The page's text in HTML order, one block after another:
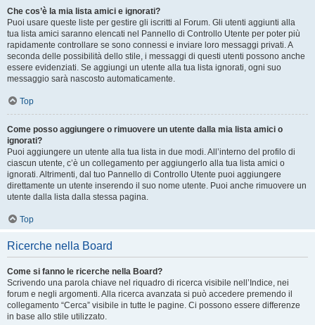
Che cos’è la mia lista amici e ignorati?
Puoi usare queste liste per gestire gli iscritti al Forum. Gli utenti aggiunti alla
tua lista amici saranno elencati nel Pannello di Controllo Utente per poter più
rapidamente controllare se sono connessi e inviare loro messaggi privati. A
seconda delle possibilità dello stile, i messaggi di questi utenti possono anche
essere evidenziati. Se aggiungi un utente alla tua lista ignorati, ogni suo
messaggio sarà nascosto automaticamente.
Top
Come posso aggiungere o rimuovere un utente dalla mia lista amici o
ignorati?
Puoi aggiungere un utente alla tua lista in due modi. All’interno del profilo di
ciascun utente, c’è un collegamento per aggiungerlo alla tua lista amici o
ignorati. Altrimenti, dal tuo Pannello di Controllo Utente puoi aggiungere
direttamente un utente inserendo il suo nome utente. Puoi anche rimuovere un
utente dalla lista dalla stessa pagina.
Top
Ricerche nella Board
Come si fanno le ricerche nella Board?
Scrivendo una parola chiave nel riquadro di ricerca visibile nell’Indice, nei
forum e negli argomenti. Alla ricerca avanzata si può accedere premendo il
collegamento “Cerca” visibile in tutte le pagine. Ci possono essere differenze
in base allo stile utilizzato.